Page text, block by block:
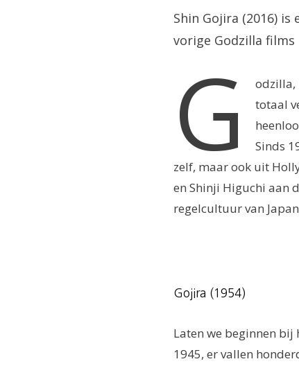
Shin Gojira (2016)
vorige Godzilla
G
odzilla,
totaal
Sinds
zelf, maar ook uit
en Shinji Higuchi aan
regelcultuur van
Gojira (1954)
Laten we beginnen
1945, er vallen